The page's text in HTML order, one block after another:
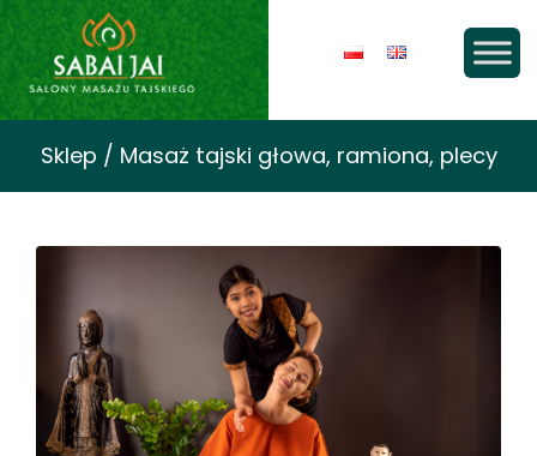
Sklep / Masaż tajski głowa, ramiona, plecy